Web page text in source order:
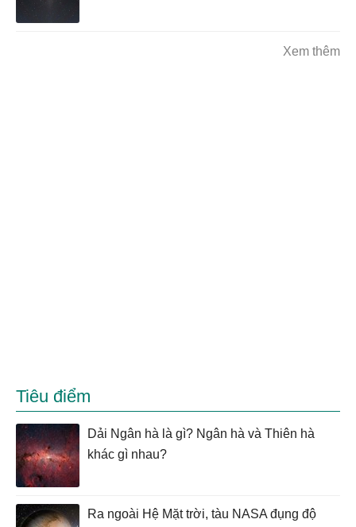
Xem thêm
Tiêu điểm
Dải Ngân hà là gì? Ngân hà và Thiên hà
khác gì nhau?
Ra ngoài Hệ Mặt trời, tàu NASA đụng độ